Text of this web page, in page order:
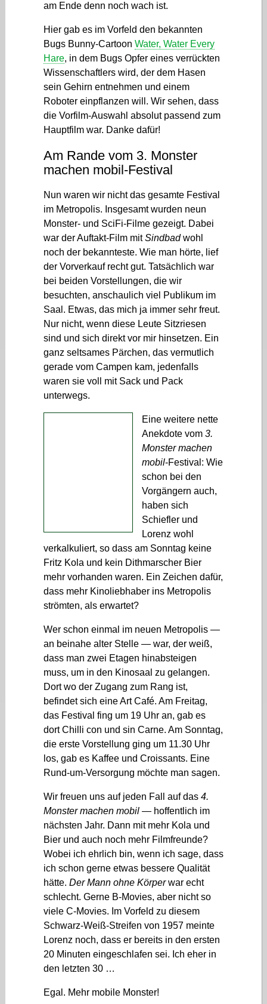
am Ende denn noch wach ist.
Hier gab es im Vorfeld den bekannten
Bugs Bunny-Cartoon Water, Water Every
Hare, in dem Bugs Opfer eines verrückten
Wissenschaftlers wird, der dem Hasen
sein Gehirn entnehmen und einem
Roboter einpflanzen will. Wir sehen, dass
die Vorfilm-Auswahl absolut passend zum
Hauptfilm war. Danke dafür!
Am Rande vom 3. Monster
machen mobil-Festival
Nun waren wir nicht das gesamte Festival
im Metropolis. Insgesamt wurden neun
Monster- und SciFi-Filme gezeigt. Dabei
war der Auftakt-Film mitSindbadwohl
noch der bekannteste. Wie man hörte, lief
der Vorverkauf recht gut. Tatsächlich war
bei beiden Vorstellungen, die wir
besuchten, anschaulich viel Publikum im
Saal. Etwas, das mich ja immer sehr freut.
Nur nicht, wenn diese Leute Sitzriesen
sind und sich direkt vor mir hinsetzen. Ein
ganz seltsames Pärchen, das vermutlich
gerade vom Campen kam, jedenfalls
waren sie voll mit Sack und Pack
unterwegs.
Eine weitere nette
Anekdote vom 3.
Monster machen
mobil-Festival: Wie
schon bei den
Vorgängern auch,
haben sich
Schiefler und
Lorenz wohl
verkalkuliert, so dass am Sonntag keine
Fritz Kola und kein Dithmarscher Bier
mehr vorhanden waren. Ein Zeichen dafür,
dass mehr Kinoliebhaber ins Metropolis
strömten, als erwartet?
Wer schon einmal im neuen Metropolis —
an beinahe alter Stelle — war, der weiß,
dass man zwei Etagen hinabsteigen
muss, um in den Kinosaal zu gelangen.
Dort wo der Zugang zum Rang ist,
befindet sich eine Art Café. Am Freitag,
das Festival fing um 19 Uhr an, gab es
dort Chilli con und sin Carne. Am Sonntag,
die erste Vorstellung ging um 11.30 Uhr
los, gab es Kaffee und Croissants. Eine
Rund-um-Versorgung möchte man sagen.
Wir freuen uns auf jeden Fall auf das 4.
Monster machen mobil— hoffentlich im
nächsten Jahr. Dann mit mehr Kola und
Bier und auch noch mehr Filmfreunde?
Wobei ich ehrlich bin, wenn ich sage, dass
ich schon gerne etwas bessere Qualität
hätte. Der Mann ohne Körperwar echt
schlecht. Gerne B-Movies, aber nicht so
viele C-Movies. Im Vorfeld zu diesem
Schwarz-Weiß-Streifen von 1957 meinte
Lorenz noch, dass er bereits in den ersten
20 Minuten eingeschlafen sei. Ich eher in
den letzten 30 …
Egal. Mehr mobile Monster!